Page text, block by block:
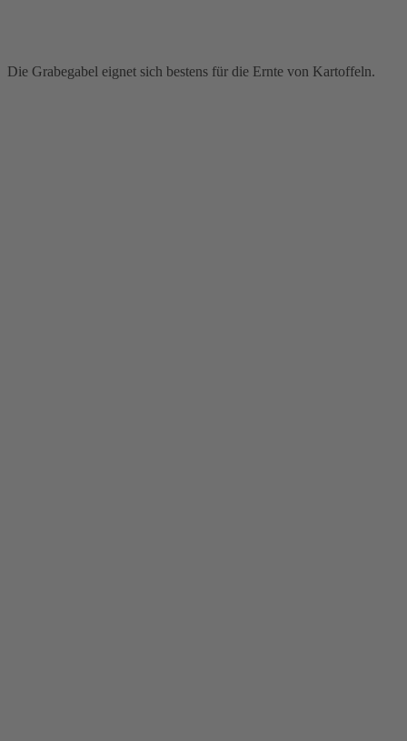
Die Grabegabel eignet sich bestens für die Ernte von Kartoffeln.